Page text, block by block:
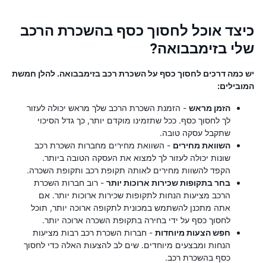
כיצד אוכל לחסוך כסף בהשכרת הרכב
שלי בזימבבואה?
יש כמה דרכים לחסוך כסף על השכרת רכב בזימבבואה. להלן חמשת
המובילים:
הזמן מראש - הזמנת השכרת הרכב שלך מראש יכולה לעזור
לך לחסוך כסף. ככל שתזמינו מוקדם יותר, כך גדל הסיכוי
שתקבל עסקה טובה.
השוואת מחירים - השוואת מחירים מחברות השכרת רכב
שונות יכולה לעזור לך למצוא את העסקה הטובה ביותר.
הקפד להשוות מחירים לאותה תקופת רכב ותקופת השכרה.
בחר בתקופות שכירות ארוכות יותר - רוב חברות השכרת
הרכב מציעות הנחות לתקופות שכירות ארוכות יותר. אם
אתה מתכנן להשתמש במכונית לתקופה ארוכה יותר, תוכל
לחסוך כסף על ידי בחירה בתקופת השכרה ארוכה יותר.
חפש הצעות מיוחדות - חברות השכרת רכב רבות מציעות
הנחות ומבצעים מיוחדים. שים לב להצעות האלה כדי לחסוך
כסף בהשכרת רכב.